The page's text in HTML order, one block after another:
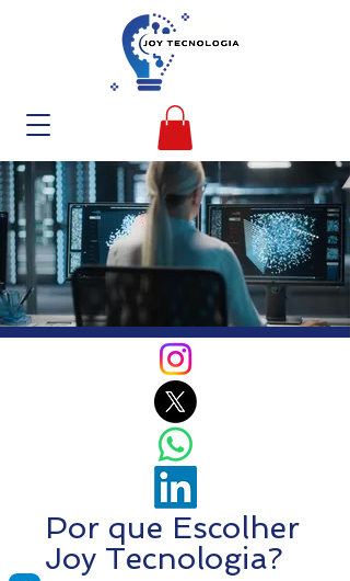
Por que Escolher
Joy Tecnologia?